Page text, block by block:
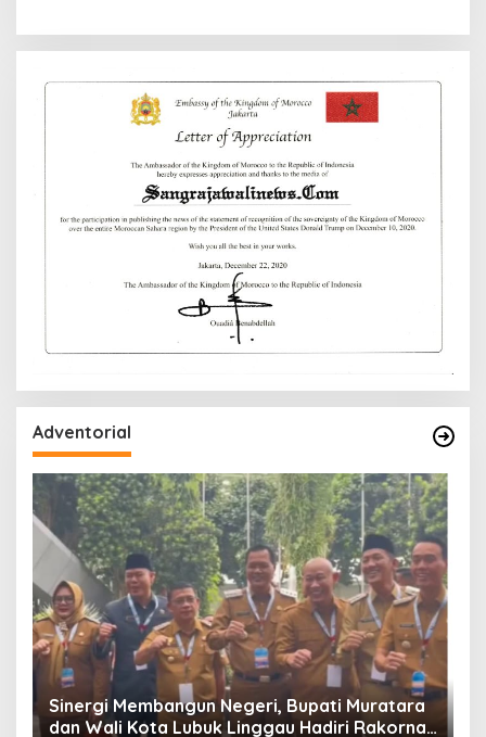
Adventorial
Sinergi Membangun Negeri, Bupati Muratara
dan Wali Kota Lubuk Linggau Hadiri Rakornas